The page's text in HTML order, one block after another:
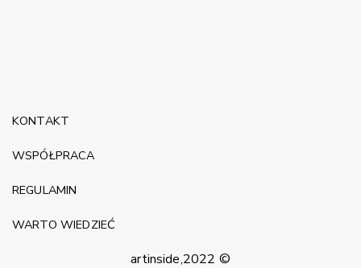
artinside,2022 ©
KONTAKT
WSPÓŁPRACA
REGULAMIN
WARTO WIEDZIEĆ